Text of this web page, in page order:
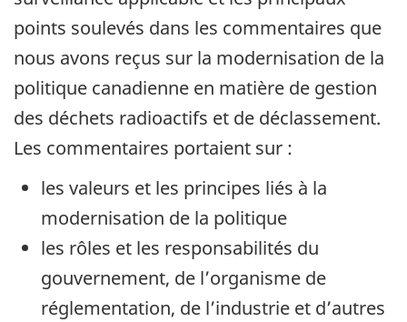
points soulevés dans les commentaires que
nous avons reçus sur la modernisation de la
politique canadienne en matière de gestion
des déchets radioactifs et de déclassement.
Les commentaires portaient sur :
les valeurs et les principes liés à la
modernisation de la politique
les rôles et les responsabilités du
gouvernement, de l’organisme de
réglementation, de l’industrie et d’autres